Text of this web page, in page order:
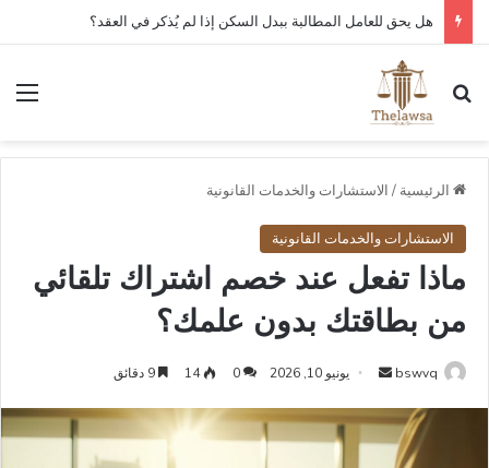
هل يحق للعامل المطالبة ببدل السكن إذا لم يُذكر في العقد؟
بحث عن
الرئيسية / الاستشارات والخدمات القانونية
الاستشارات والخدمات القانونية
ماذا تفعل عند خصم اشتراك تلقائي
من بطاقتك بدون علمك؟
bswvq
أرسل
إلكترونيا
يونيو 10, 2026 0
14